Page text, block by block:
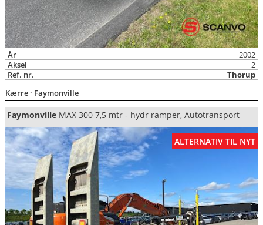
År
2002
Aksel
2
Ref. nr.
Thorup
Kærre· Faymonville
FaymonvilleMAX 300 7,5 mtr - hydr ramper, Autotransport
ALTERNATIV TIL NYT